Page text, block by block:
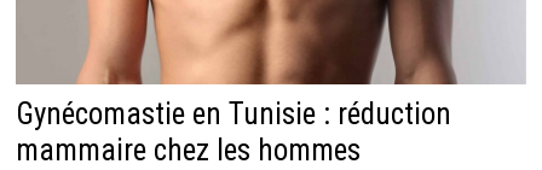
Gynécomastie en Tunisie : réduction
mammaire chez les hommes